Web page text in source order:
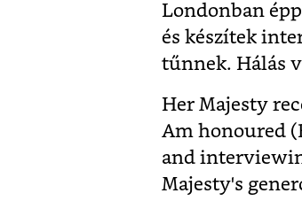
Londonban
és készítek
tűnnek. Hálás
Her Majesty
Am honoured
and
Majesty's